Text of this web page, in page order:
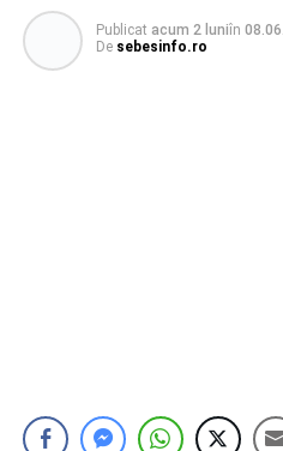
Publicat acum 2 luniîn
De sebesinfo.ro